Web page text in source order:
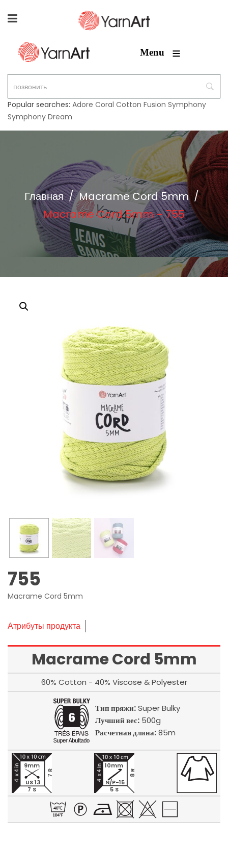
Menu ≡
Popular searches: Adore Coral Cotton Fusion Symphony
Symphony Dream
Главная / Macrame Cord 5mm /
Macrame Cord 5mm – 755
755
Macrame Cord 5mm
Атрибуты продукта
Macrame Cord 5mm
60% Cotton - 40% Viscose & Polyester
Тип пряжи:Super Bulky
Лучший вес:500g
Расчетная длина:85m
7 S
7 R
9mm
US 13
5 S
8 R
10mm
N/P-15